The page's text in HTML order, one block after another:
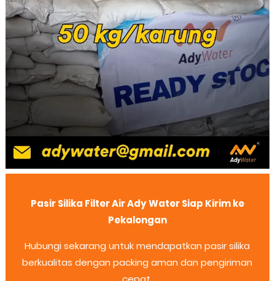
Pasir Silika Filter Air Ady Water Siap Kirim ke
Pekalongan
Hubungi sekarang untuk mendapatkan pasir silika
berkualitas dengan packing aman dan pengiriman